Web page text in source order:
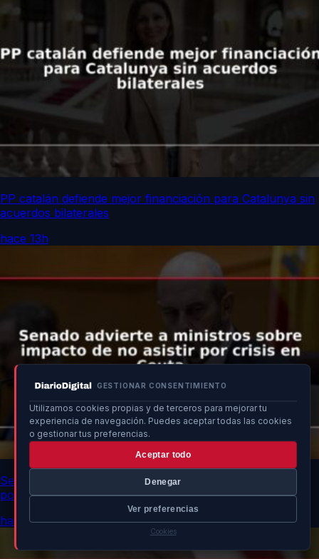
GESTIONAR CONSENTIMIENTO
Utilizamos cookies propias y de terceros para mejorar tu
experiencia de navegación. Puedes aceptar todas las cookies
o gestionar tus preferencias.
Aceptar todo
Denegar
Ver preferencias
Cookies
PP catalán defiende mejor financiación para Catalunya sin
acuerdos bilaterales
hace 13h
Senado advierte a ministros sobre impacto de no asistir
por crisis en Ceuta
hace 13h